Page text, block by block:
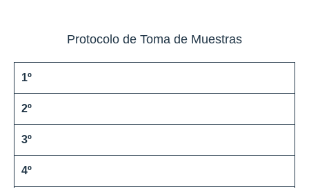
Protocolo de Toma de Muestras
1º
2º
3º
4º